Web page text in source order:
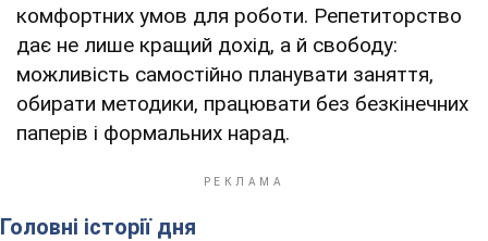
комфортних умов для роботи. Репетиторство
дає не лише кращий дохід, а й свободу:
можливість самостійно планувати заняття,
обирати методики, працювати без безкінечних
паперів і формальних нарад.
Головні історії дня